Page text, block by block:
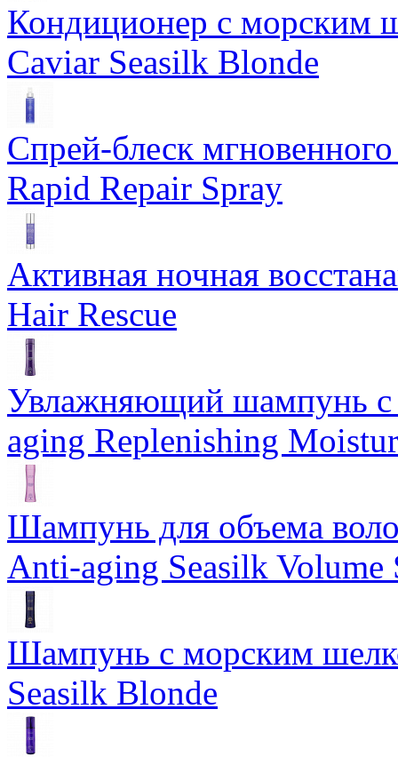
Кондиционер с морским
Caviar Seasilk Blonde
Спрей-блеск
Rapid Repair Spray
Активная ночная
Hair Rescue
Увлажняющий шампунь
aging Replenishing
Шампунь для объема
Anti-aging Seasilk Volume
Шампунь с морским
Seasilk Blonde